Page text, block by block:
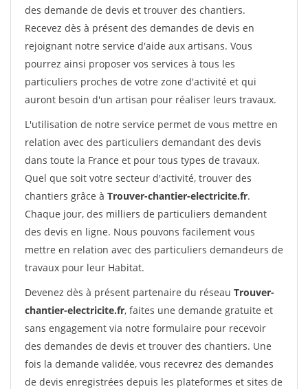
des demande de devis et trouver des chantiers.
Recevez dès à présent des demandes de devis en
rejoignant notre service d'aide aux artisans. Vous
pourrez ainsi proposer vos services à tous les
particuliers proches de votre zone d'activité et qui
auront besoin d'un artisan pour réaliser leurs travaux.
L'utilisation de notre service permet de vous mettre en
relation avec des particuliers demandant des devis
dans toute la France et pour tous types de travaux.
Quel que soit votre secteur d'activité, trouver des
chantiers grâce à Trouver-chantier-electricite.fr.
Chaque jour, des milliers de particuliers demandent
des devis en ligne. Nous pouvons facilement vous
mettre en relation avec des particuliers demandeurs de
travaux pour leur Habitat.
Devenez dès à présent partenaire du réseau Trouver-
chantier-electricite.fr, faites une demande gratuite et
sans engagement via notre formulaire pour recevoir
des demandes de devis et trouver des chantiers. Une
fois la demande validée, vous recevrez des demandes
de devis enregistrées depuis les plateformes et sites de